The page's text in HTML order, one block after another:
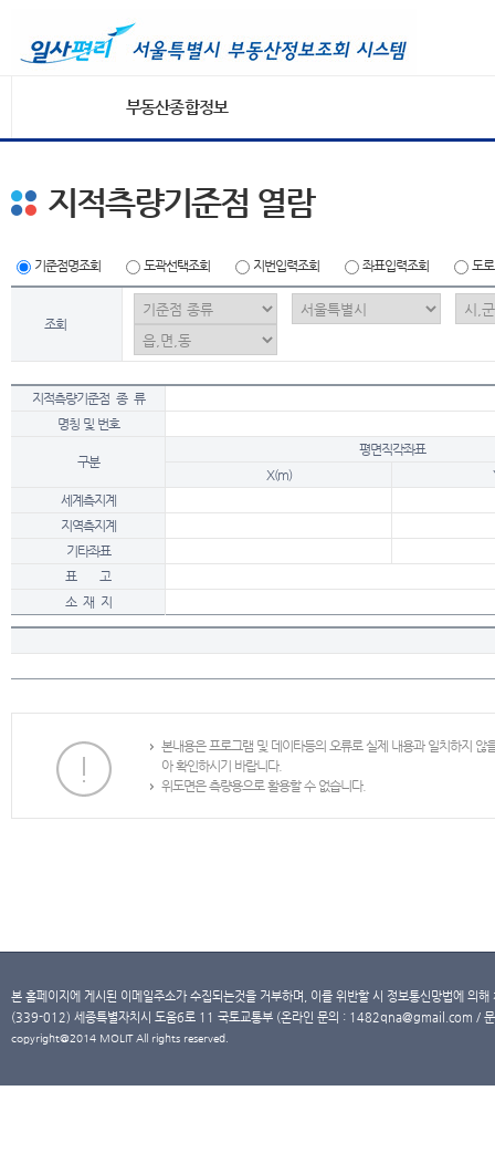
부동산종합정보
지적측량기준점 열람
기준점명조회 도곽선택조회 지번입력조회 좌표입력조회 도
조회
지적측량기준점 종 류
명칭 및 번호
구분
평면직각좌표
X(m)
세계측지계
지역측지계
기타좌표
표 고
소 재 지
본내용은 프로그램 및 데이타등의 오류로 실제 내용과 일치하지
아 확인하시기 바랍니다.
위도면은 측량용으로 활용할 수 없습니다.
본 홈페이지에 게시된 이메일주소가 수집되는것을 거부하며, 이를 위반할 시 정보통신망법에 의
(339-012) 세종특별자치시 도움6로 11 국토교통부 (온라인 문의 : 1482qna@gmail.com /
copyright@2014 MOLIT All rights reserved.